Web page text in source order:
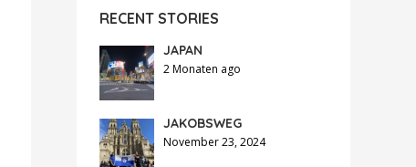
RECENT STORIES
JAPAN
2 Monaten ago
JAKOBSWEG
November 23, 2024